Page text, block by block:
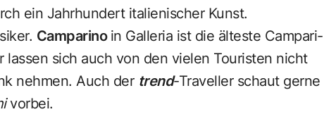
ein Jahrhundert italienischer Kunst.
Camparino in Galleria ist die älteste Campari-
lassen sich auch von den vielen Touristen nicht
nehmen. Auch der trend-Traveller schaut gerne
vorbei.